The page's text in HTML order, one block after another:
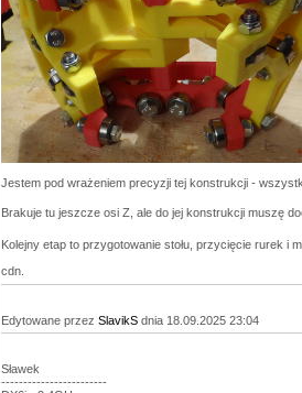
Jestem pod wrażeniem precyzji tej konstrukcji -
Brakuje tu jeszcze osi Z, ale do jej konstrukcji muszę
Kolejny etap to przygotowanie stołu, przycięcie rurek i
cdn.
Edytowane przez SlavikS dnia 18.09.2025 23:04
Sławek
------------------------